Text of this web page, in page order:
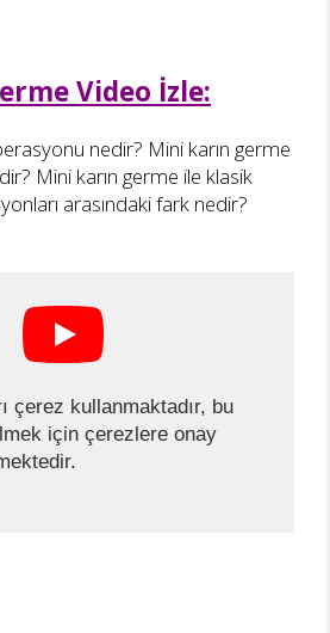
Video İzle:
nedir? Mini karın germe
Mini karın germe ile klasik
arasındaki fark nedir?
çerez kullanmaktadır, bu
için çerezlere onay